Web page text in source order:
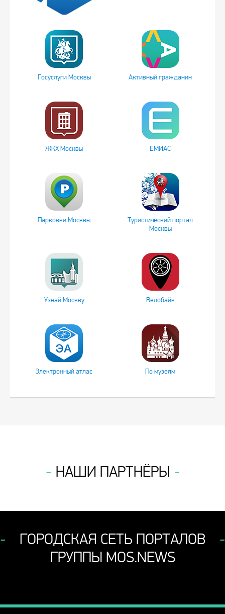
Госуслуги Москвы Активный гражданин
ЖКХ Москвы ЕМИАС
Парковки Москвы
Туристический портал
Москвы
Узнай Москву Велобайк
Электронный атлас По музеям
НАШИ ПАРТНЁРЫ
ГОРОДСКАЯ СЕТЬ ПОРТАЛОВ
ГРУППЫ MOS.NEWS